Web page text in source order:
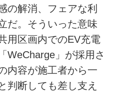
の解消、フェアな利
だ。そういった意味
用区画内でのEV充電
WeCharge」が採用さ
内容が施工者から一
判断しても差し支え